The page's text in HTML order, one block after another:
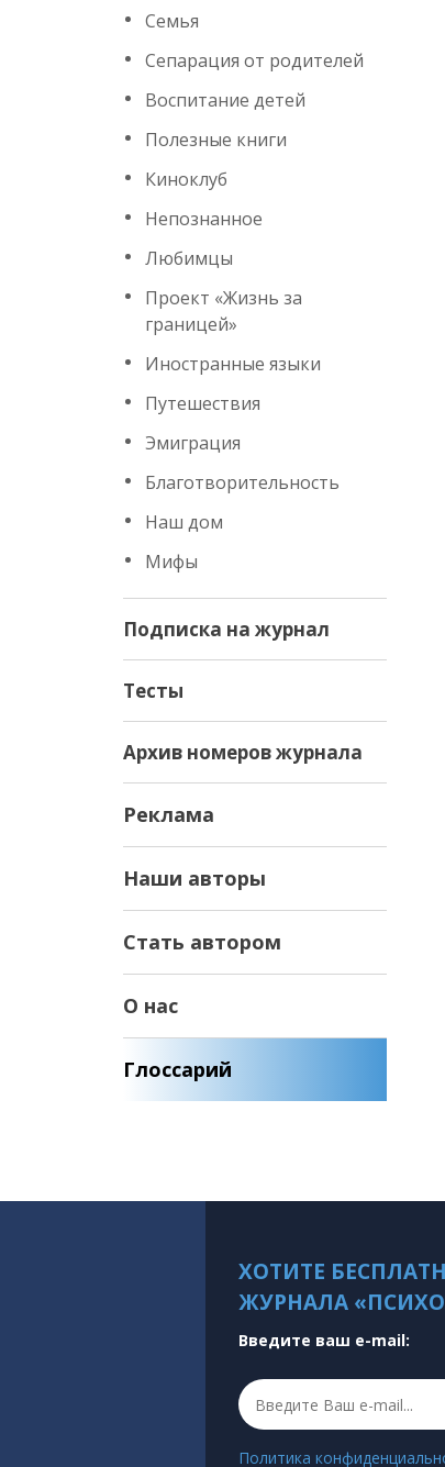
Семья
Сепарация от родителей
Воспитание детей
Полезные книги
Киноклуб
Непознанное
Любимцы
Проект «Жизнь за
границей»
Иностранные языки
Путешествия
Эмиграция
Благотворительность
Наш дом
Мифы
Подписка на журнал
Тесты
Архив номеров журнала
Реклама
Наши авторы
Стать автором
О нас
Глоссарий
ХОТИТЕ
ЖУРНАЛА
Введите ваш e-mail:
Политика